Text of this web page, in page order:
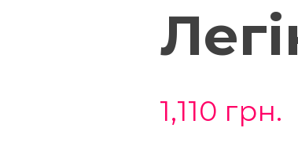
1,110 грн.